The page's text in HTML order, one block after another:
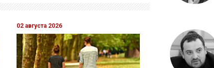
02 августа 2026